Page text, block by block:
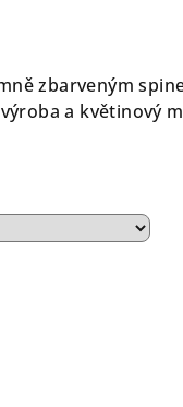
zbarveným
a květinový